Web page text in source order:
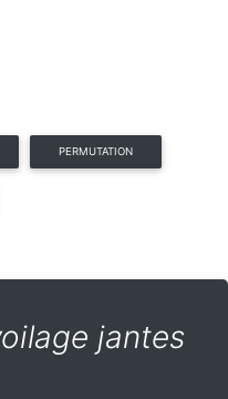
PERMUTATION
jantes